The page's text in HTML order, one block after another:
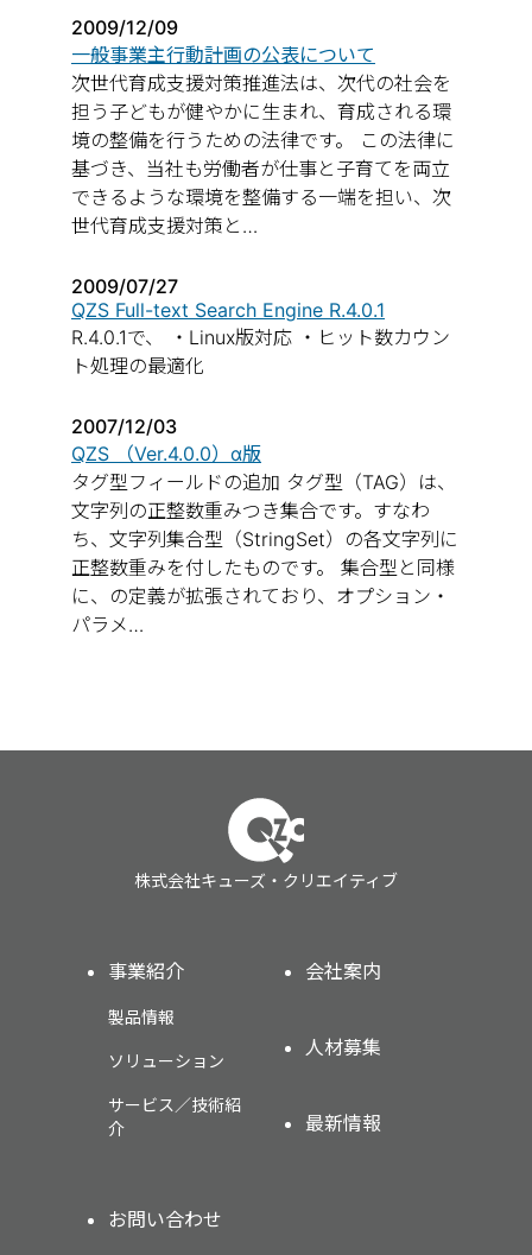
2009/12/09
一般事業主行動計画の公表について
次世代育成支援対策推進法は、次代の社会を
担う子どもが健やかに生まれ、育成される環
境の整備を行うための法律です。 この法律に
基づき、当社も労働者が仕事と子育てを両立
できるような環境を整備する一端を担い、次
世代育成支援対策と…
2009/07/27
QZS Full-text Search Engine R.4.0.1
R.4.0.1で、 ・Linux版対応 ・ヒット数カウン
ト処理の最適化
2007/12/03
QZS （Ver.4.0.0）α版
タグ型フィールドの追加 タグ型（TAG）は、
文字列の正整数重みつき集合です。すなわ
ち、文字列集合型（StringSet）の各文字列に
正整数重みを付したものです。 集合型と同様
に、の定義が拡張されており、オプション・
パラメ…
株式会社キューズ・クリエイティブ
事業紹介
製品情報
ソリューション
サービス／技術紹
介
会社案内
人材募集
最新情報
お問い合わせ